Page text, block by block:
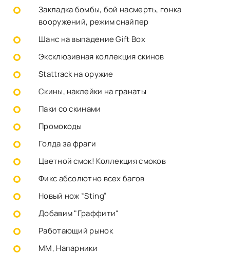
Закладка бомбы, бой насмерть, гонка
вооружений, режим снайпер
Шанс на выпадение Gift Box
Эксклюзивная коллекция скинов
Stattrack на оружие
Скины, наклейки на гранаты
Паки со скинами
Промокоды
Голда за фраги
Цветной смок! Коллекция смоков
Фикс абсолютно всех багов
Новый нож ”Sting“
Добавим "Граффити"
Работающий рынок
ММ, Напарники